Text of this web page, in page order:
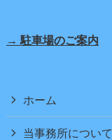
→ 駐車場のご案内
ホーム
当事務所について